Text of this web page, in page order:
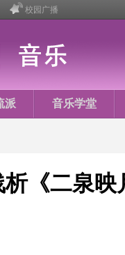
校园广播
派 音乐学堂
《二泉映